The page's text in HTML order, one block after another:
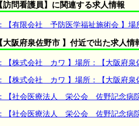
訪問看護員】に関連する求人情報
【有限会社 予防医学福祉施術会 】場
大阪府泉佐野市 】付近で出た求人情
【株式会社 カワ 】場所：【大阪府泉
【株式会社 カワ 】場所：【大阪府泉
【社会医療法人 栄公会 佐野記念病院
【社会医療法人 栄公会 佐野記念病院